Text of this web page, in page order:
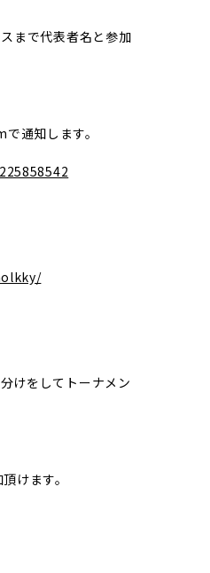
まで代表者名と参加
通知します。
けをしてトーナメン
けます。